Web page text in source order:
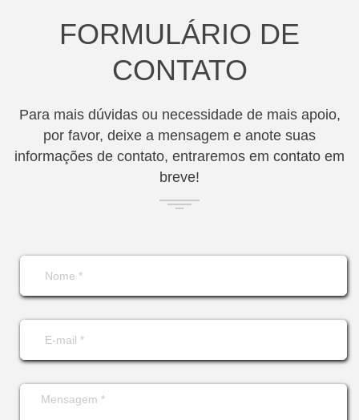
FORMULÁRIO DE
CONTATO
Para mais dúvidas ou necessidade de mais apoio,
por favor, deixe a mensagem e anote suas
informações de contato, entraremos em contato em
breve!